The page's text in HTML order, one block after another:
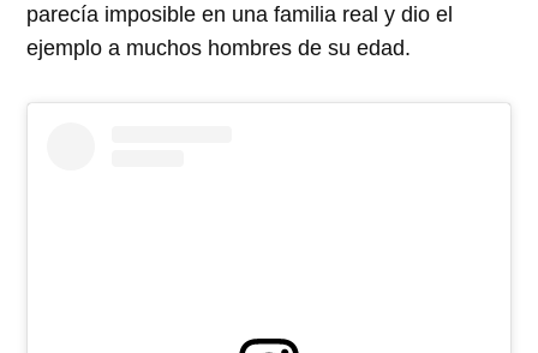
parecía imposible en una familia real y dio el
ejemplo a muchos hombres de su edad.